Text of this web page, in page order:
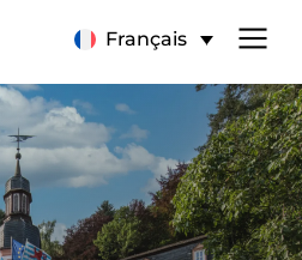
Français